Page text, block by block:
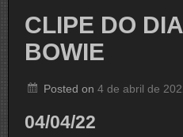
CLIPE DO
BOWIE
Posted on 4 de abril de
04/04/22